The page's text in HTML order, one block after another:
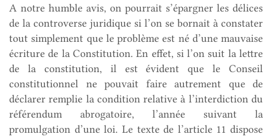
A notre humble avis, on pourrait s’épargner les délices
de la controverse juridique si l’on se bornait à constater
tout simplement que le problème est né d’une mauvaise
écriture de la Constitution. En effet, si l’on suit la lettre
de la constitution, il est évident que le Conseil
constitutionnel ne pouvait faire autrement que de
déclarer remplie la condition relative à l’interdiction du
référendum abrogatoire, l’année suivant la
promulgation d’une loi. Le texte de l’article 11 dispose